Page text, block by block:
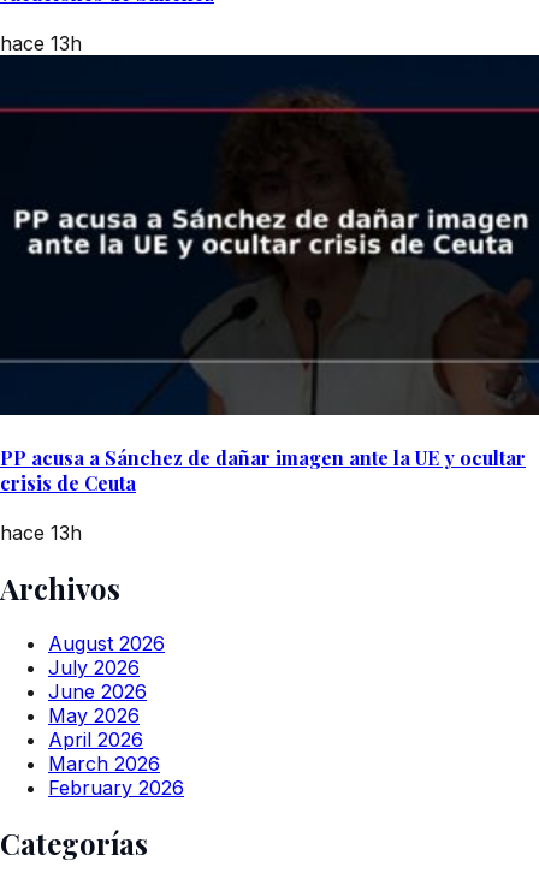
hace 13h
PP acusa a Sánchez de dañar imagen ante la UE y ocultar
crisis de Ceuta
hace 13h
Archivos
August 2026
July 2026
June 2026
May 2026
April 2026
March 2026
February 2026
Categorías